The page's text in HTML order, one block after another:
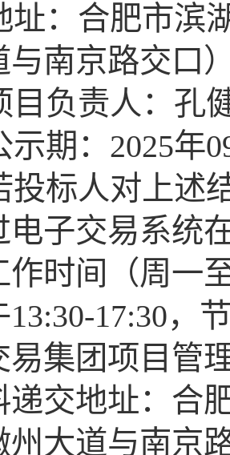
址：合肥市滨
与南京路交口
目负责人：孔
示期：2025年
投标人对上述
电子交易系统
作时间（周一
13:30-17:30，
易集团项目管
递交地址：合
州大道与南京